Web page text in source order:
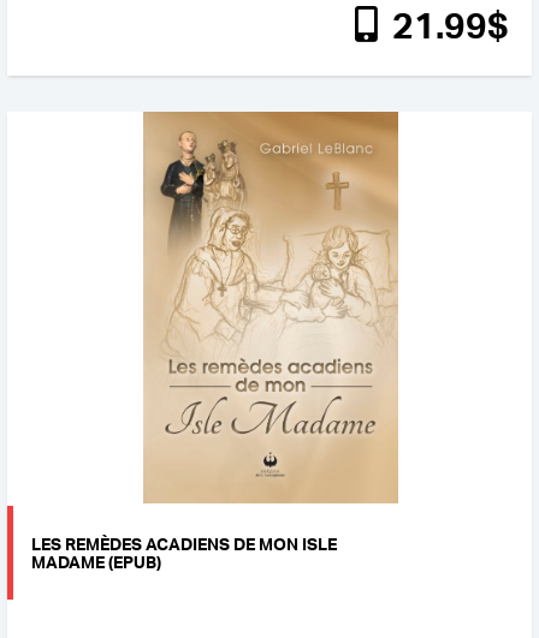
21.99$
LES REMÈDES ACADIENS DE MON ISLE
MADAME (EPUB)